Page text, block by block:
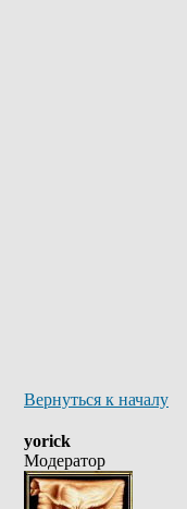
Вернуться к началу
yorick
Модератор